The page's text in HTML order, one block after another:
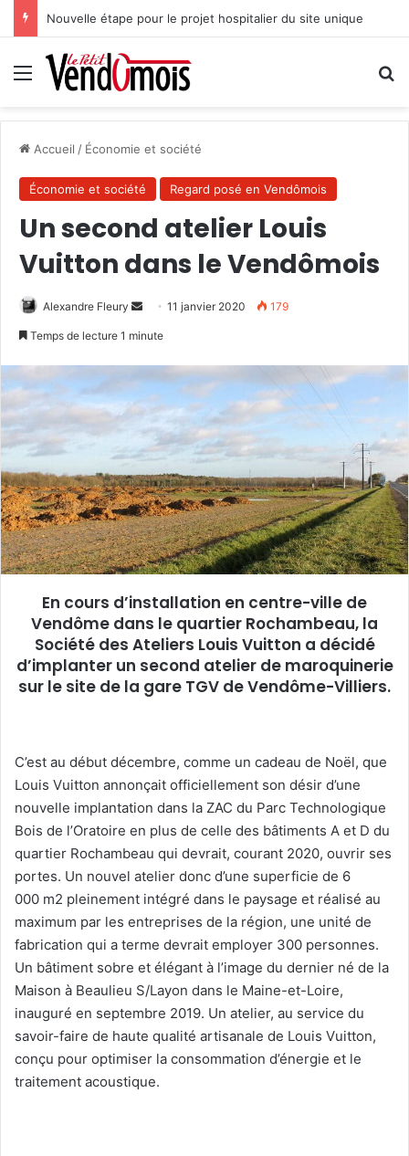
Nouvelle étape pour le projet hospitalier du site unique
Menu
Accueil / Économie et société
Économie et société Regard posé en Vendômois
Un second atelier Louis
Vuitton dans le Vendômois
Alexandre Fleury
r
n
c
o
u
r
11 janvier 2020 179
Temps de lecture 1 minute
En cours d’installation en centre-ville de
Vendôme dans le quartier Rochambeau, la
Société des Ateliers Louis Vuitton a décidé
d’implanter un second atelier de maroquinerie
sur le site de la gare TGV de Vendôme-Villiers.
C’est au début décembre, comme un cadeau de Noël, que
Louis Vuitton annonçait officiellement son désir d’une
nouvelle implantation dans la ZAC du Parc Technologique
Bois de l’Oratoire en plus de celle des bâtiments A et D du
quartier Rochambeau qui devrait, courant 2020, ouvrir ses
portes. Un nouvel atelier donc d’une superficie de 6
000 m2 pleinement intégré dans le paysage et réalisé au
maximum par les entreprises de la région, une unité de
fabrication qui a terme devrait employer 300 personnes.
Un bâtiment sobre et élégant à l’image du dernier né de la
Maison à Beaulieu S/Layon dans le Maine-et-Loire,
inauguré en septembre 2019. Un atelier, au service du
savoir-faire de haute qualité artisanale de Louis Vuitton,
conçu pour optimiser la consommation d’énergie et le
traitement acoustique.